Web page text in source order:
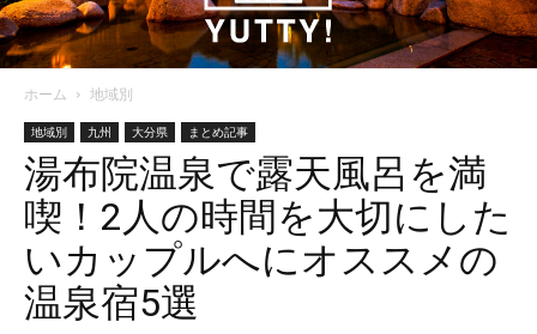
【ユ
ホーム 地域別
地域別 九州 大分県 まとめ記事
湯布院温泉で露天風呂を満
喫！2人の時間を大切にした
いカップルへにオススメの
温泉宿5選